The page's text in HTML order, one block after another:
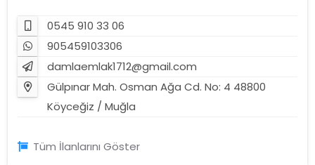
0545 910 33 06
905459103306
damlaemlak1712@gmail.com
Gülpınar Mah. Osman Ağa Cd. No: 4 48800
Köyceğiz / Muğla
Tüm İlanlarını Göster